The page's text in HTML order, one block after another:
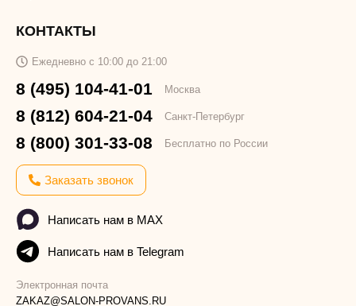
КОНТАКТЫ
Ежедневно с 10:00 до 21:00
8 (495) 104-41-01 Москва
8 (812) 604-21-04 Санкт-Петербург
8 (800) 301-33-08 Бесплатно по России
Заказать звонок
Написать нам в MAX
Написать нам в Telegram
Электронная почта
ZAKAZ@SALON-PROVANS.RU